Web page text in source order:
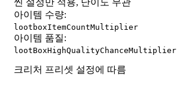
아이템 수량:
lootboxItemCountMultiplier
아이템 품질:
lootBoxHighQualityChanceMultiplier
크리처 프리셋 설정에 따름